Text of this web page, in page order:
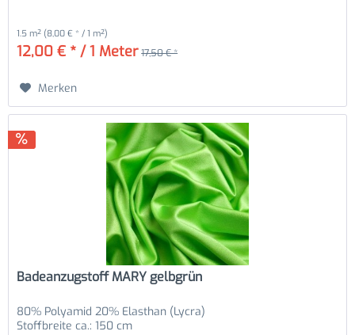
1.5 m² (8,00 € * / 1 m²)
12,00 € * / 1 Meter 17,50 € *
Merken
Badeanzugstoff MARY gelbgrün
80% Polyamid 20% Elasthan (Lycra)
Stoffbreite ca.: 150 cm